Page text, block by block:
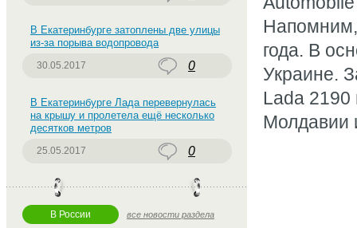
Напомним,
года. В
Украине.
Lada 2190
Молдавии
В Екатеринбурге затоплены две улицы
из-за порыва водопровода
30.05.2017 0
В Екатеринбурге Лада перевернулась
на крышу и пролетела ещё несколько
десятков метров
25.05.2017 0
В России все новости раздела